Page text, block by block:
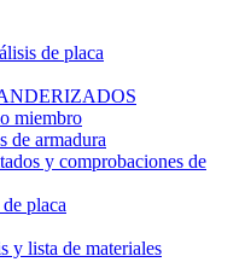
de placa
miembro
de armadura
y comprobaciones de
placa
y lista de materiales